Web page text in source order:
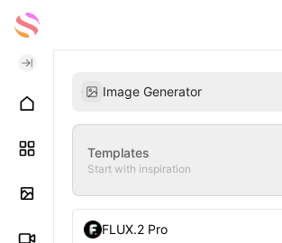
Image Generator
Templates
Start with inspiration
FLUX.2 Pro